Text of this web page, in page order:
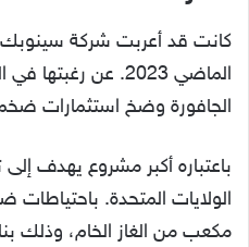
كانت قد أعربت شركة
الماضي 2023. عن
الجافورة وضخ استثمارات
باعتباره أكبر مشروع يهدف
مكعب من الغاز الخام، وذلك